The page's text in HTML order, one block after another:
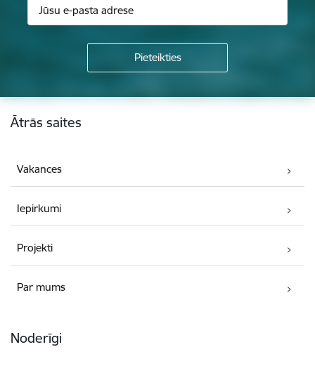
Kājene
Ātrās saites
Vakances
Iepirkumi
Projekti
Par mums
Noderīgi